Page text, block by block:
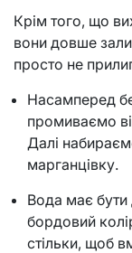
Крім того, що
вони довше
просто не
Насамперед
промиваємо
Далі
марганцівку.
Вода має
бордовий
стільки, щоб